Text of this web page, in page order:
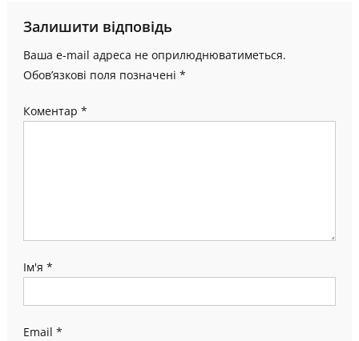
Залишити відповідь
Ваша e-mail адреса не оприлюднюватиметься.
Обов’язкові поля позначені *
Коментар *
Ім'я *
Email *